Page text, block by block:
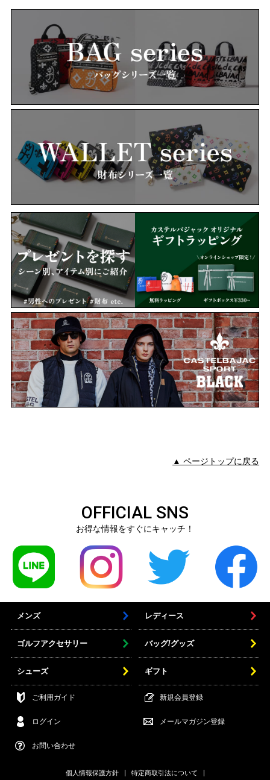
▲ ページトップに戻る
OFFICIAL SNS
お得な情報をすぐにキャッチ！
メンズ レディース
ゴルフアクセサリー バッグ/グッズ
シューズ ギフト
ご利用ガイド 新規会員登録
ログイン メールマガジン登録
お問い合わせ
個人情報保護方針 特定商取引法について